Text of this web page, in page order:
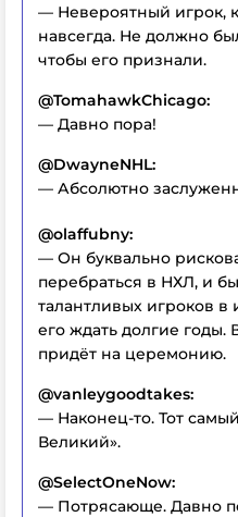
— Невероятный игрок,
навсегда. Не должно
чтобы его признали.
@TomahawkChicago:
— Давно пора!
@DwayneNHL:
— Абсолютно
@olaffubny:
— Он буквально
перебраться в НХЛ, и
талантливых игроков в
его ждать долгие
придёт на церемонию.
@vanleygoodtakes:
— Наконец-то. Тот
Великий».
@SelectOneNow:
— Потрясающе. Давно